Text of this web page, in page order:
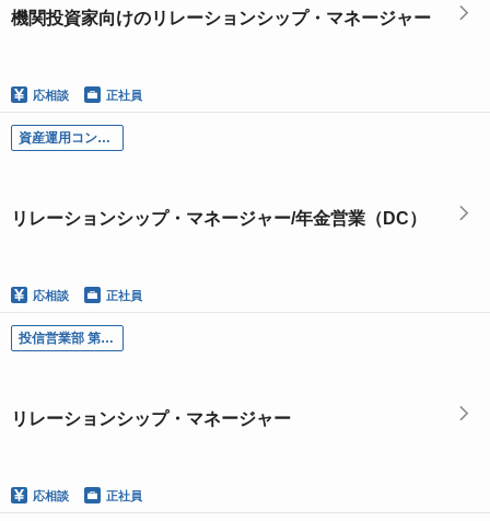
機関投資家向けのリレーションシップ・マネージャー
応相談 正社員
資産運用コンサルティング部-DC推進チーム／リレーションシップ・マネージャー/年金営業（DC）
リレーションシップ・マネージャー/年金営業（DC）
応相談 正社員
投信営業部 第一チーム・第二チーム・資産形成推進チーム／リレーションシップ・マネージャー
リレーションシップ・マネージャー
応相談 正社員